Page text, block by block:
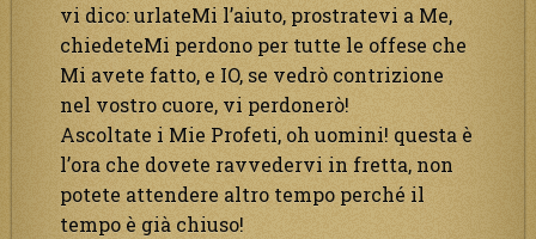
vi dico: urlateMi l’aiuto, prostratevi a Me,
chiedeteMi perdono per tutte le offese che
Mi avete fatto, e IO, se vedrò contrizione
nel vostro cuore, vi perdonerò!
Ascoltate i Mie Profeti, oh uomini! questa è
l’ora che dovete ravvedervi in fretta, non
potete attendere altro tempo perché il
tempo è già chiuso!